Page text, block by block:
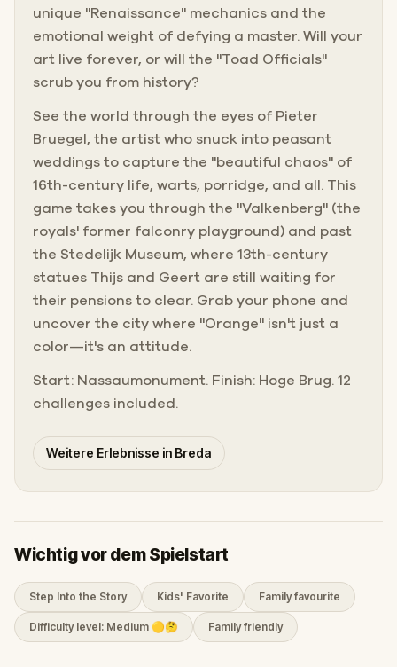
unique "Renaissance" mechanics and the
emotional weight of defying a master. Will your
art live forever, or will the "Toad Officials"
scrub you from history?
See the world through the eyes of Pieter
Bruegel, the artist who snuck into peasant
weddings to capture the "beautiful chaos" of
16th-century life, warts, porridge, and all. This
game takes you through the "Valkenberg" (the
royals' former falconry playground) and past
the Stedelijk Museum, where 13th-century
statues Thijs and Geert are still waiting for
their pensions to clear. Grab your phone and
uncover the city where "Orange" isn't just a
color—it's an attitude.
Start: Nassaumonument. Finish: Hoge Brug. 12
challenges included.
Weitere Erlebnisse in Breda
Wichtig vor dem Spielstart
Step Into the Story Kids' Favorite Family favourite
Difficulty level: Medium 🟡🤔 Family friendly